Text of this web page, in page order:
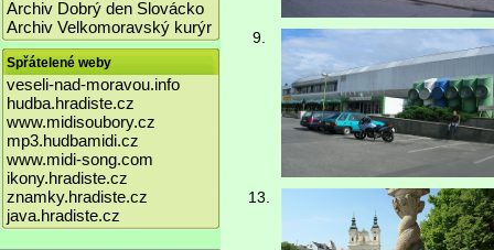
Archiv Dobrý den Slovácko
Archiv Velkomoravský kurýr
Spřátelené weby
veseli-nad-moravou.info
hudba.hradiste.cz
www.midisoubory.cz
mp3.hudbamidi.cz
www.midi-song.com
ikony.hradiste.cz
znamky.hradiste.cz
java.hradiste.cz
9.
13.